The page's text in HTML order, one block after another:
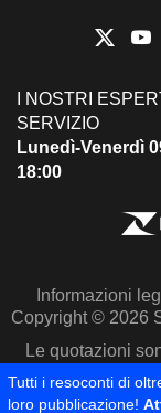
I NOSTRI
SERVIZIO
Lunedì-Venerdì
18:00
Informazioni
Copyright © 2026
Le quotazioni
Tutti i resoconti di
loro pubblicazione!